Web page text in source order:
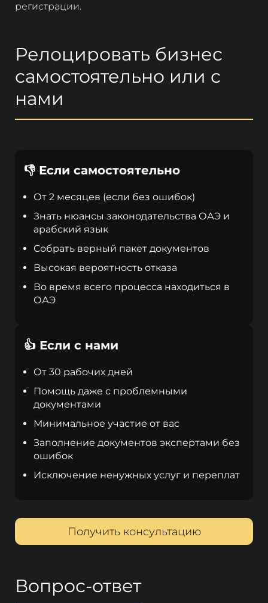
регистрации.
Релоцировать бизнес
самостоятельно или с
нами
👎 Если самостоятельно
От 2 месяцев (если без ошибок)
Знать нюансы законодательства ОАЭ и
арабский язык
Собрать верный пакет документов
Высокая вероятность отказа
Во время всего процесса находиться в
ОАЭ
👍 Если с нами
От 30 рабочих дней
Помощь даже с проблемными
документами
Минимальное участие от вас
Заполнение документов экспертами без
ошибок
Исключение ненужных услуг и переплат
Получить консультацию
Вопрос-ответ